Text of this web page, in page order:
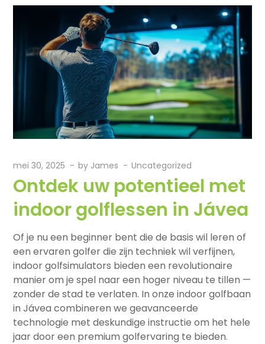
mei 30, 2025 by James Uncategorized
Ontdek uw potentieel met
indoor golflessen in Jávea
Of je nu een beginner bent die de basis wil leren of
een ervaren golfer die zijn techniek wil verfijnen,
indoor golfsimulators bieden een revolutionaire
manier om je spel naar een hoger niveau te tillen —
zonder de stad te verlaten. In onze indoor golfbaan
in Jávea combineren we geavanceerde
technologie met deskundige instructie om het hele
jaar door een premium golfervaring te bieden.